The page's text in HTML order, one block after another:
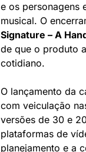
e os personagens
musical. O
Signature – A
de que o produto
cotidiano.
O lançamento da
com veiculação
versões de 30 e
plataformas de